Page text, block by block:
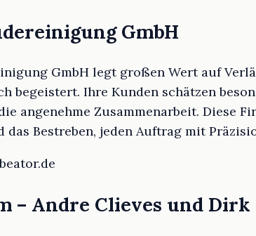
GmbH
GmbH legt großen Wert auf
begeistert. Ihre Kunden schätzen
angenehme Zusammenarbeit. Diese
das Bestreben, jeden Auftrag mit
– Andre Clieves und Dirk